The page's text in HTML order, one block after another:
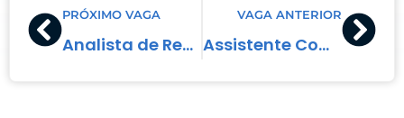
PRÓXIMO VAGA
Analista de Recursos Humanos Jr
VAGA ANTERIOR
Assistente Comercial